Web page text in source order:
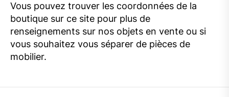
Vous pouvez trouver les coordonnées de la
boutique sur ce site pour plus de
renseignements sur nos objets en vente ou si
vous souhaitez vous séparer de pièces de
mobilier.